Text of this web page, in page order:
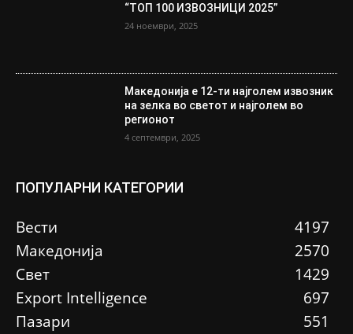
“ТОП 100 ИЗВОЗНИЦИ 2025”
24 ноември, 2025
Македонија е 12-ти најголем извозник
на зелка во светот и најголем во
регионот
4 септември, 2025
ПОПУЛАРНИ КАТЕГОРИИ
Вести
4197
Македонија
2570
Свет
1429
Еxport Intelligence
697
Пазари
551